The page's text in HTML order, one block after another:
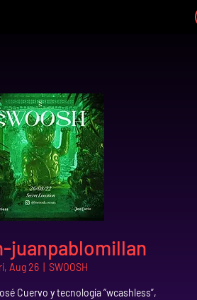
juanpablomillan
Aug 26
  |
SWOOSH
Cuervo y tecnología “wcashless”,